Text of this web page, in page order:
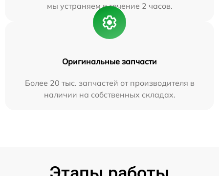
мы устраняем в течение 2 часов.
Оригинальные запчасти
Более 20 тыс. запчастей от производителя в
наличии на собственных складах.